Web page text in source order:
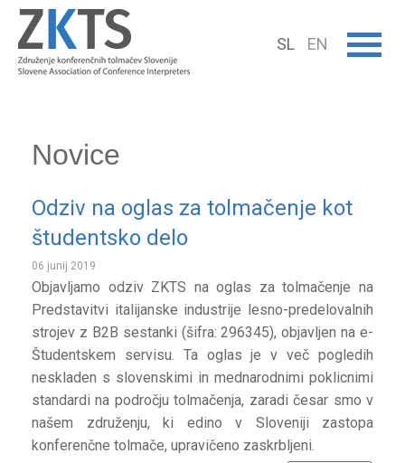
SL EN
Novice
Odziv na oglas za tolmačenje kot
študentsko delo
06 junij 2019
Objavljamo odziv ZKTS na oglas za tolmačenje na
Predstavitvi italijanske industrije lesno-predelovalnih
strojev z B2B sestanki (šifra: 296345), objavljen na e-
Študentskem servisu. Ta oglas je v več pogledih
neskladen s slovenskimi in mednarodnimi poklicnimi
standardi na področju tolmačenja, zaradi česar smo v
našem združenju, ki edino v Sloveniji zastopa
konferenčne tolmače, upravičeno zaskrbljeni.